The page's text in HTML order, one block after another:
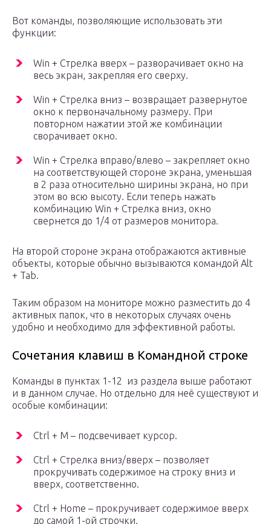
Вот команды, позволяющие использовать эти
функции:
Win + Стрелка вверх – разворачивает окно на
весь экран, закрепляя его сверху.
Win + Стрелка вниз – возвращает развернутое
окно к первоначальному размеру. При
повторном нажатии этой же комбинации
сворачивает окно.
Win + Стрелка вправо/влево – закрепляет окно
на соответствующей стороне экрана, уменьшая
в 2 раза относительно ширины экрана, но при
этом во всю высоту. Если теперь нажать
комбинацию Win + Стрелка вниз, окно
свернется до 1/4 от размеров монитора.
На второй стороне экрана отображаются активные
объекты, которые обычно вызываются командой Alt
+ Tab.
Таким образом на мониторе можно разместить до 4
активных папок, что в некоторых случаях очень
удобно и необходимо для эффективной работы.
Сочетания клавиш в Командной строке
Команды в пунктах 1-12 из раздела выше работают
и в данном случае. Но отдельно для неё существуют и
особые комбинации:
Ctrl + M – подсвечивает курсор.
Ctrl + Стрелка вниз/вверх – позволяет
прокручивать содержимое на строку вниз и
вверх, соответственно.
Ctrl + Home – прокручивает содержимое вверх
до самой 1-ой строчки.